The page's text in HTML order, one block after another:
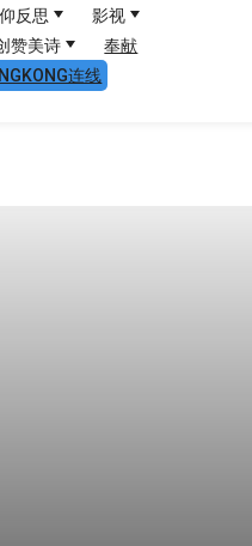
反思
影视
赞美诗
奉献
连线